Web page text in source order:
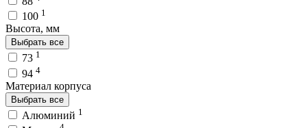
100 1
Высота, мм
Выбрать все
73 1
94 4
Материал корпуса
Выбрать все
Алюминий 1